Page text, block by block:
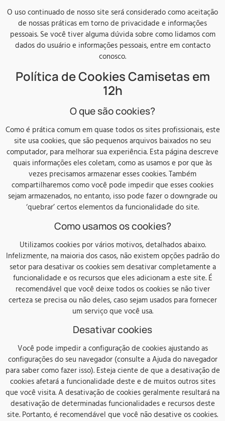
O uso continuado de nosso site será considerado como aceitação
de nossas práticas em torno de privacidade e informações
pessoais. Se você tiver alguma dúvida sobre como lidamos com
dados do usuário e informações pessoais, entre em contacto
conosco.
Política de Cookies Camisetas em
12h
O que são cookies?
Como é prática comum em quase todos os sites profissionais, este
site usa cookies, que são pequenos arquivos baixados no seu
computador, para melhorar sua experiência. Esta página descreve
quais informações eles coletam, como as usamos e por que às
vezes precisamos armazenar esses cookies. Também
compartilharemos como você pode impedir que esses cookies
sejam armazenados, no entanto, isso pode fazer o downgrade ou
‘quebrar’ certos elementos da funcionalidade do site.
Como usamos os cookies?
Utilizamos cookies por vários motivos, detalhados abaixo.
Infelizmente, na maioria dos casos, não existem opções padrão do
setor para desativar os cookies sem desativar completamente a
funcionalidade e os recursos que eles adicionam a este site. É
recomendável que você deixe todos os cookies se não tiver
certeza se precisa ou não deles, caso sejam usados ​​para fornecer
um serviço que você usa.
Desativar cookies
Você pode impedir a configuração de cookies ajustando as
configurações do seu navegador (consulte a Ajuda do navegador
para saber como fazer isso). Esteja ciente de que a desativação de
cookies afetará a funcionalidade deste e de muitos outros sites
que você visita. A desativação de cookies geralmente resultará na
desativação de determinadas funcionalidades e recursos deste
site. Portanto, é recomendável que você não desative os cookies.